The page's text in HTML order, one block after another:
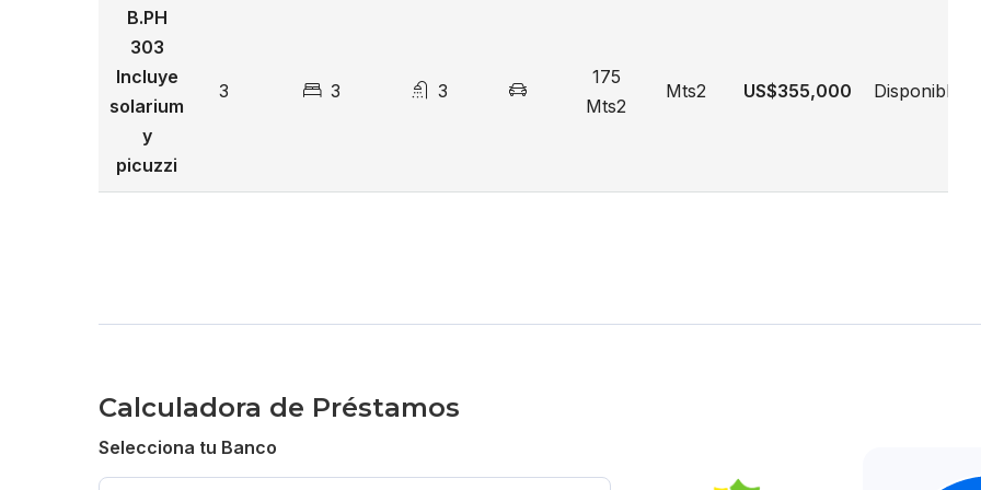
LEY DE CONFOTUR
Entrega para Diciembre 2026
Reserva con US$ 5,000
Completar 20% al momento de la firma del contrato
Desde US$ 239,000
B.PH
303
Incluye
solarium
y
picuzzi
3 3 3
175
Mts2
Mts2 US$355,000 Disponible
Calculadora de Préstamos
Selecciona tu Banco